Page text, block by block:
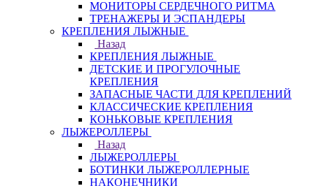
МОНИТОРЫ СЕРДЕЧНОГО РИТМА
ТРЕНАЖЕРЫ И ЭСПАНДЕРЫ
КРЕПЛЕНИЯ ЛЫЖНЫЕ
Назад
КРЕПЛЕНИЯ ЛЫЖНЫЕ
ДЕТСКИЕ И ПРОГУЛОЧНЫЕ
КРЕПЛЕНИЯ
ЗАПАСНЫЕ ЧАСТИ ДЛЯ КРЕПЛЕНИЙ
КЛАССИЧЕСКИЕ КРЕПЛЕНИЯ
КОНЬКОВЫЕ КРЕПЛЕНИЯ
ЛЫЖЕРОЛЛЕРЫ
Назад
ЛЫЖЕРОЛЛЕРЫ
БОТИНКИ ЛЫЖЕРОЛЛЕРНЫЕ
НАКОНЕЧНИКИ